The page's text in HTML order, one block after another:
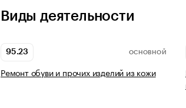
Виды деятельности
95.23 ОСНОВНОЙ
Ремонт обуви и прочих изделий из кожи